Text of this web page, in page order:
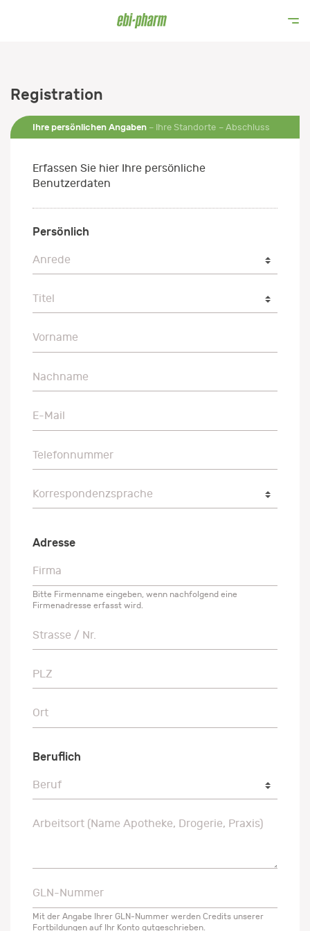
Registration
Ihre persönlichen Angaben Ihre Standorte Abschluss
Erfassen Sie hier Ihre persönliche
Benutzerdaten
Persönlich
Anrede
Anrede
Titel
Titel
Vorname
Vorname
Nachname
Nachname
E-Mail
E-Mail
Telefonnummer
Telefonnummer
Korrespondenzsprache
Korrespondenzsprache
Adresse
Firma
Firma
Bitte Firmenname eingeben, wenn nachfolgend eine
Firmenadresse erfasst wird.
Strasse / Nr.
Strasse / Nr.
PLZ
PLZ
Ort
Ort
Beruflich
Beruf
Beruf
Arbeitsort (Name Apotheke, Drogerie, Praxis)
Arbeitsort (Name Apotheke, Drogerie, Praxis)
GLN-Nummer
GLN-Nummer
Mit der Angabe Ihrer GLN-Nummer werden Credits unserer
Fortbildungen auf Ihr Konto gutgeschrieben.